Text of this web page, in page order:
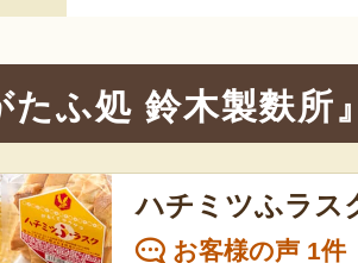
たふ処 鈴木製麩所
ハチミツふラス
お客様の声 1件